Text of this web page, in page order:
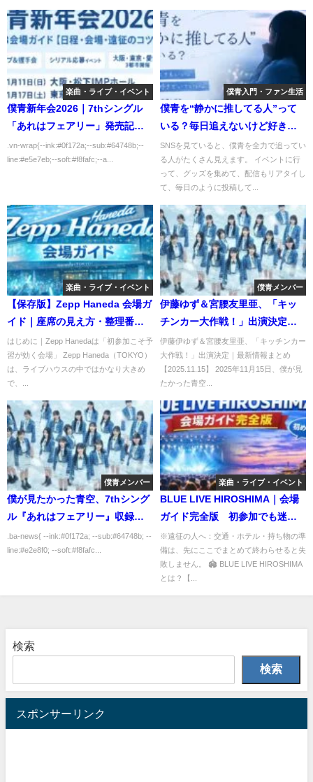
楽曲・ライブ・イベント
僕青新年会2026｜7thシングル
「あれはフェアリー」発売記念
全国3会場ガイド【日程・会場・
遠征のコツ】
.vn-wrap{--ink:#0f172a;--sub:#64748b;--
line:#e5e7eb;--soft:#f8fafc;--a...
僕青入門・ファン生活
僕青を“静かに推してる人”って
いる？毎日追えないけど好きな
人へ
SNSを見ていると、僕青を全力で追ってい
る人がたくさん見えます。 イベントに行
って、グッズを集めて、配信もリアタイし
て、毎日のように投稿して...
楽曲・ライブ・イベント
【保存版】Zepp Haneda 会場ガ
イド｜座席の見え方・整理番
号・アクセス・初参加遠征完全
マニュアル
はじめに｜Zepp Hanedaは「初参加こそ予
習が効く会場」 Zepp Haneda（TOKYO）
は、ライブハウスの中ではかなり大きめ
で、...
僕青メンバー
伊藤ゆず＆宮腰友里亜、「キッ
チンカー大作戦！」出演決定｜
最新情報まとめ【2025.11.15】
伊藤伊ゆず＆宮腰友里亜、「キッチンカー
大作戦！」出演決定｜最新情報まとめ
【2025.11.15】 2025年11月15日、僕が見
たかった青空...
僕青メンバー
僕が見たかった青空、7thシング
ル『あれはフェアリー』収録内
容が決定！｜最新情報まとめ
【2025/11/21】
.ba-news{ --ink:#0f172a; --sub:#64748b; --
line:#e2e8f0; --soft:#f8fafc...
楽曲・ライブ・イベント
BLUE LIVE HIROSHIMA｜会場
ガイド完全版 初参加でも迷わ
ない！アクセス・座席・見え
方・設備・周辺情報まとめ
※遠征の人へ：交通・ホテル・持ち物の準
備は、先にここでまとめて終わらせると失
敗しません。 🏟 BLUE LIVE HIROSHIMA
とは？【...
検索
検索
スポンサーリンク